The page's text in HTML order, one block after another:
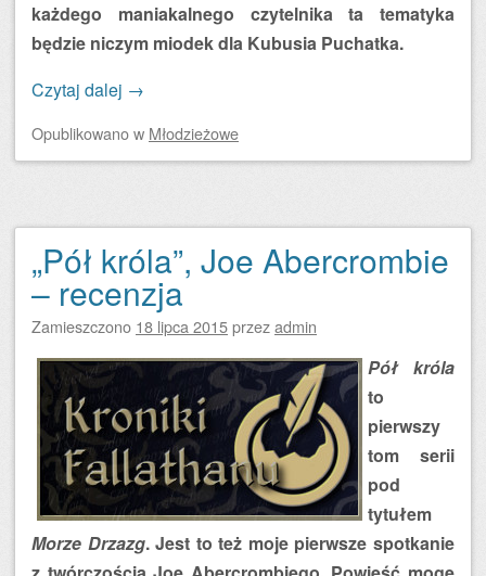
każdego maniakalnego czytelnika ta tematyka
będzie niczym miodek dla Kubusia Puchatka.
Czytaj dalej →
Opublikowanow Młodzieżowe
„Pół króla”, Joe Abercrombie
– recenzja
Zamieszczono 18 lipca 2015przezadmin
Pół króla
to
pierwszy
tom serii
pod
tytułem
Morze Drzazg. Jest to też moje pierwsze spotkanie